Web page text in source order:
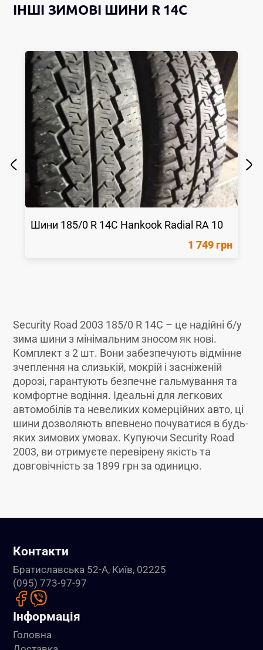
ІНШІ ЗИМОВІ ШИНИ R 14C
Шини 185/0 R 14C Hankook Radial RA 10
1 749 грн
Security Road 2003 185/0 R 14C – це надійні б/у
зима шини з мінімальним зносом як новi.
Комплект з 2 шт. Вони забезпечують відмінне
зчеплення на слизькій, мокрій і засніженій
дорозі, гарантують безпечне гальмування та
комфортне водіння. Ідеальні для легкових
автомобілів та невеликих комерційних авто, ці
шини дозволяють впевнено почуватися в будь-
яких зимових умовах. Купуючи Security Road
2003, ви отримуєте перевірену якість та
довговічність за 1899 грн за одиницю.
Контакти
Братиславська 52-А, Київ, 02225
(095) 773-97-97
Інформація
Головна